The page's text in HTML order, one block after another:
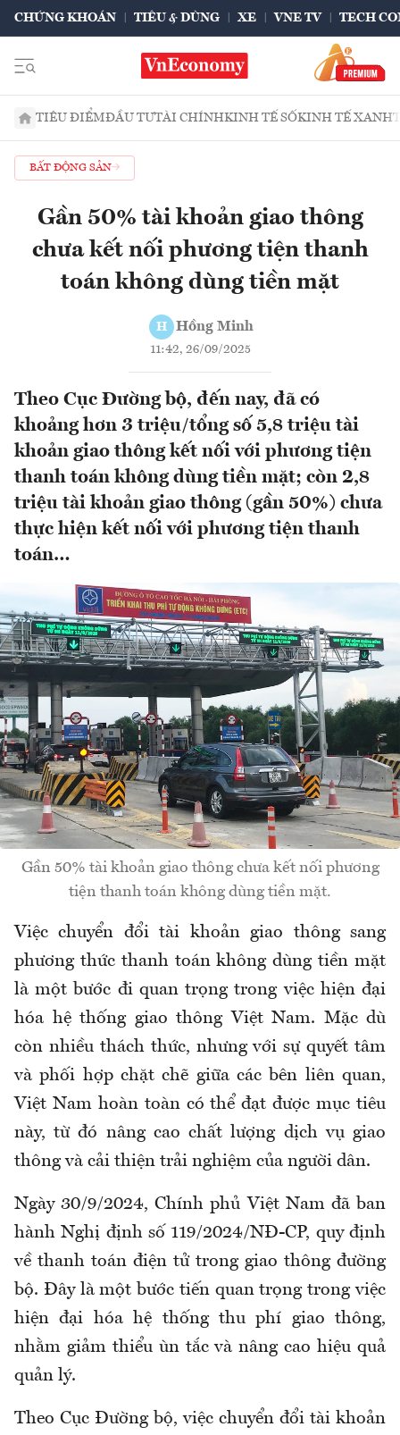
CHỨNG KHOÁN TIÊU & DÙNG XE VNE TV TECH
TIÊU ĐIỂMĐẦU TƯTÀI CHÍNHKINH TẾ SỐKINH TẾ XANH
BẤT ĐỘNG SẢN
Gần 50% tài khoản giao thông
chưa kết nối phương tiện thanh
toán không dùng tiền mặt
H Hồng Minh
11:42, 26/09/2025
Theo Cục Đường bộ, đến nay, đã có
khoảng hơn 3 triệu/tổng số 5,8 triệu tài
khoản giao thông kết nối với phương tiện
thanh toán không dùng tiền mặt; còn 2,8
triệu tài khoản giao thông (gần 50%) chưa
thực hiện kết nối với phương tiện thanh
toán…
Gần 50% tài khoản giao thông chưa kết nối phương
tiện thanh toán không dùng tiền mặt.
Việc chuyển đổi tài khoản giao thông sang
phương thức thanh toán không dùng tiền mặt
là một bước đi quan trọng trong việc hiện đại
hóa hệ thống giao thông Việt Nam. Mặc dù
còn nhiều thách thức, nhưng với sự quyết tâm
và phối hợp chặt chẽ giữa các bên liên quan,
Việt Nam hoàn toàn có thể đạt được mục tiêu
này, từ đó nâng cao chất lượng dịch vụ giao
thông và cải thiện trải nghiệm của người dân.
Ngày 30/9/2024, Chính phủ Việt Nam đã ban
hành Nghị định số 119/2024/NĐ-CP, quy định
về thanh toán điện tử trong giao thông đường
bộ. Đây là một bước tiến quan trọng trong việc
hiện đại hóa hệ thống thu phí giao thông,
nhằm giảm thiểu ùn tắc và nâng cao hiệu quả
quản lý.
Theo Cục Đường bộ, việc chuyển đổi tài khoản